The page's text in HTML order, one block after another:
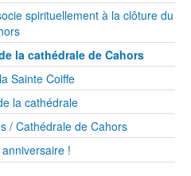
spirituellement à la clôture du
la cathédrale de Cahors
Sainte Coiffe
la cathédrale
/ Cathédrale de Cahors
!